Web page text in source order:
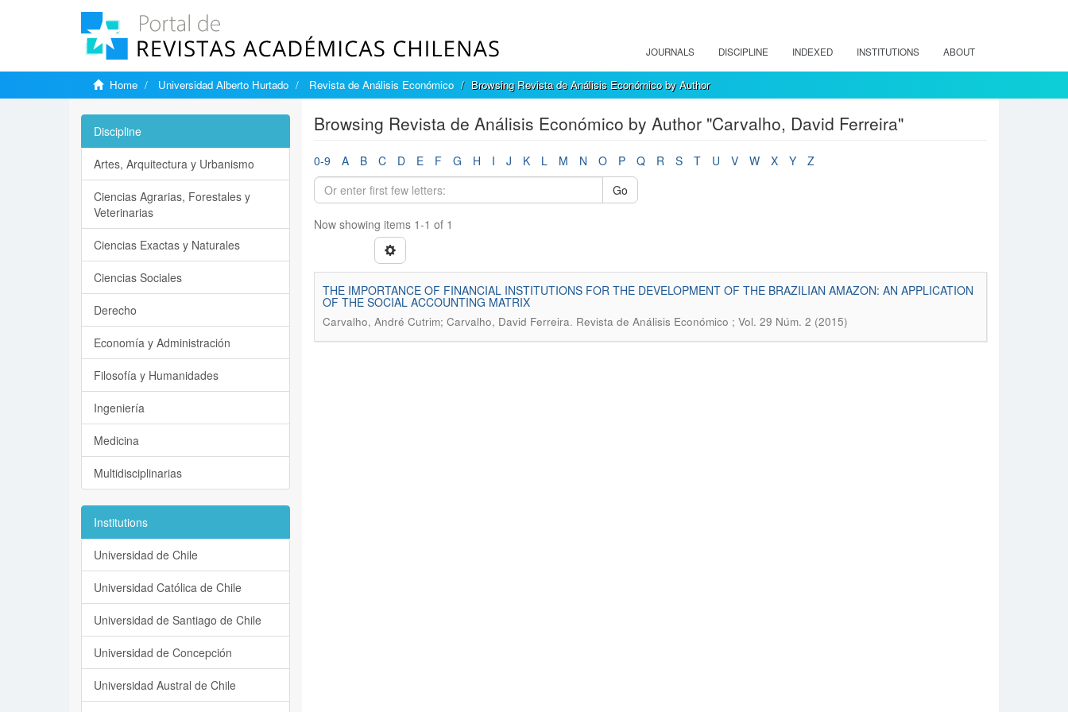
JOURNALS DISCIPLINE INDEXED INSTITUTIONS ABOUT
Home Universidad Alberto Hurtado Revista de Análisis Económico Browsing Revista de Análisis Económico by Author
Browsing Revista de Análisis Económico by Author "Carvalho, David Ferreira"
0-9 A B C D E F G H I J K L M N O P Q R S T U V W X Y
Z
Go
Now showing items 1-1 of 1
THE IMPORTANCE OF FINANCIAL INSTITUTIONS FOR THE DEVELOPMENT OF THE BRAZILIAN AMAZON: AN APPLICATION
OF THE SOCIAL ACCOUNTING MATRIX
Carvalho, André Cutrim; Carvalho, David Ferreira. Revista de Análisis Económico ; Vol. 29 Núm. 2 (2015)
Discipline
Artes, Arquitectura y Urbanismo
Ciencias Agrarias, Forestales y
Veterinarias
Ciencias Exactas y Naturales
Ciencias Sociales
Derecho
Economía y Administración
Filosofía y Humanidades
Ingeniería
Medicina
Multidisciplinarias
Institutions
Universidad de Chile
Universidad Católica de Chile
Universidad de Santiago de Chile
Universidad de Concepción
Universidad Austral de Chile